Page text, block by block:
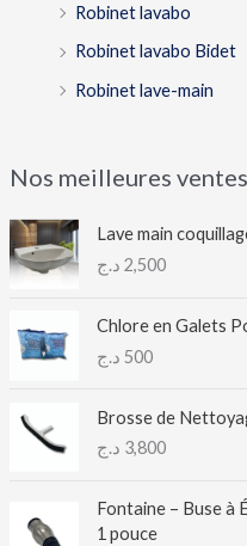
Robinet lavabo
Robinet lavabo Bidet
Robinet lave-main
Nos meilleures ventes
Lave main
2,500 د.ج
Chlore en Galets
500 د.ج
Brosse de
3,800 د.ج
Fontaine – Buse à
1 pouce